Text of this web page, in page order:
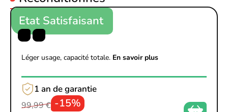
Mémoire interne
maximale
64 Go
Mémoire sans tampon
Oui
Types de lecteurs de
Interfaces de lecteur de
stockage prises en
charge
Etat Satisfaisant
Léger usage, capacité totale. En savoir plus
1 an de garantie
99,99 € -15%